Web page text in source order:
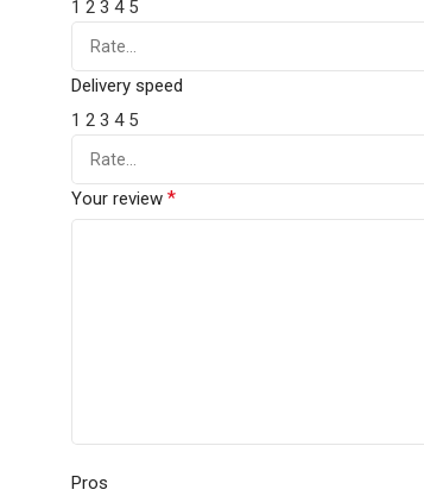
1 2 3 4 5
Delivery speed
1 2 3 4 5
Your review *
Pros